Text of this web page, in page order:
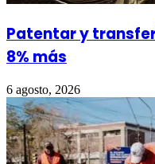
Patentar y
8% más
6 agosto, 2026